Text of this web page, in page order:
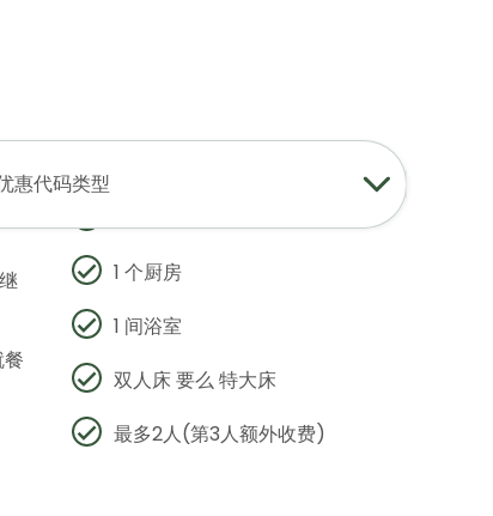
惠代码类型
1 个厨房
1 间浴室
双人床 要么 特大床
最多2人(第3人额外收费)